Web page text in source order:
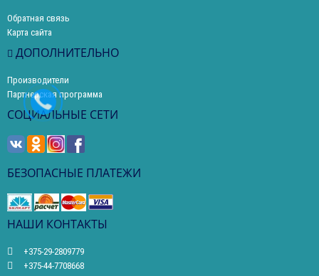
Обратная связь
Карта сайта
ДОПОЛНИТЕЛЬНО
Производители
Партнерская программа
СОЦИАЛЬНЫЕ СЕТИ
БЕЗОПАСНЫЕ ПЛАТЕЖИ
НАШИ КОНТАКТЫ
+375-29-2809779
+375-44-7708668